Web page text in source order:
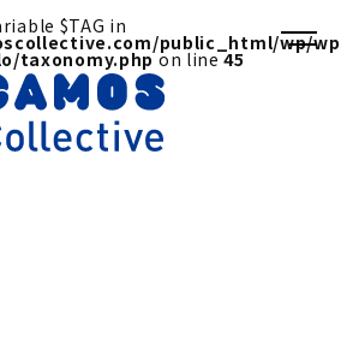
$TAG in
public_html/wp/
taxonomy.phpon line45